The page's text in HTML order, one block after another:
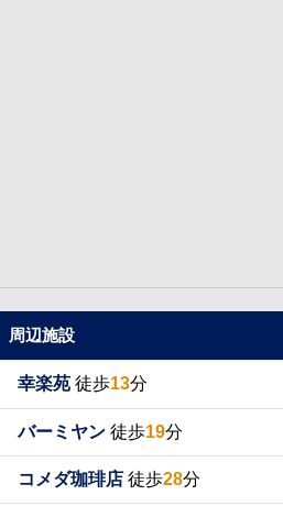
周辺施設
幸楽苑 徒歩13分
バーミヤン 徒歩19分
コメダ珈琲店 徒歩28分